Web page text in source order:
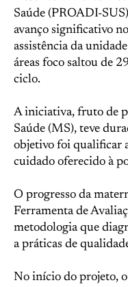
Saúde (PROADI-
avanço significativo
assistência da
áreas foco saltou de
ciclo.
A iniciativa, fruto de
Saúde (MS), teve
objetivo foi qualificar
cuidado oferecido à
O progresso da
Ferramenta de
metodologia que
a práticas de
No início do projeto,